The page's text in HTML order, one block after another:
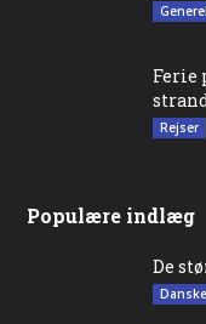
Ferie
Rejser
Populære indlæg
De